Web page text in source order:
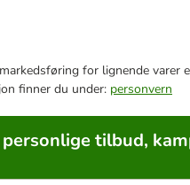
for lignende
finner du under: personvern
tilbud,